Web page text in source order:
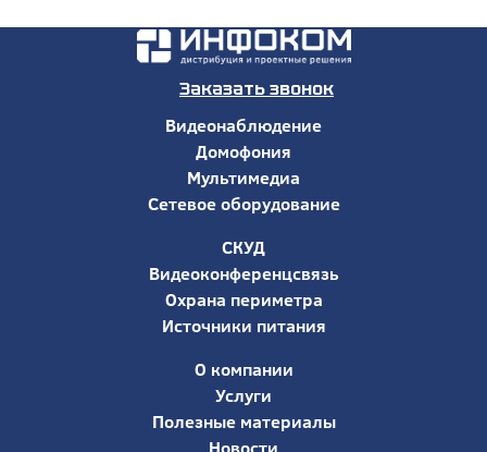
Заказать звонок
Видеонаблюдение
Домофония
Мультимедиа
Сетевое оборудование
СКУД
Видеоконференцсвязь
Охрана периметра
Источники питания
О компании
Услуги
Полезные материалы